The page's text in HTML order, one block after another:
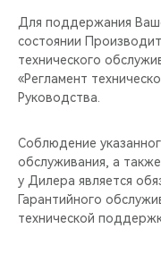
Для поддержания
состоянии
технического
«Регламент
Руководства.
Соблюдение
обслуживания, а
у Дилера является
Гарантийного
технической